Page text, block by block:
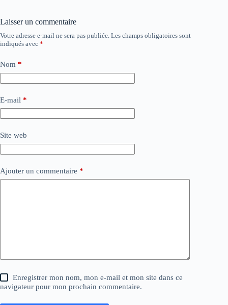
Laisser un commentaire
Votre adresse e-mail ne sera pas publiée. Les champs obligatoires sont
indiqués avec *
Nom *
E-mail *
Site web
Ajouter un commentaire *
Enregistrer mon nom, mon e-mail et mon site dans ce
navigateur pour mon prochain commentaire.